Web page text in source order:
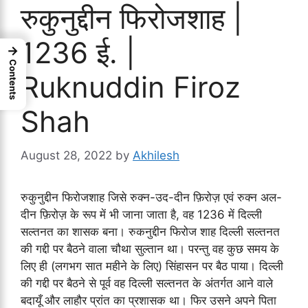
रुकुनुद्दीन फिरोजशाह |
1236 ई. |
Ruknuddin Firoz
Shah
August 28, 2022 by Akhilesh
रुकुनुद्दीन फिरोजशाह जिसे रुक्न-उद-दीन फ़िरोज़ एवं रुक्न अल-
दीन फ़िरोज़ के रूप में भी जाना जाता है, वह 1236 में दिल्ली
सल्तनत का शासक बना। रुकनुद्दीन फिरोज शाह दिल्ली सल्तनत
की गद्दी पर बैठने वाला चौथा सुल्तान था। परन्तु वह कुछ समय के
लिए ही (लगभग सात महीने के लिए) सिंहासन पर बैठ पाया। दिल्ली
की गद्दी पर बैठने से पूर्व वह दिल्ली सल्तनत के अंतर्गत आने वाले
बदायूँ और लाहौर प्रांत का प्रशासक था। फिर उसने अपने पिता
→
Contents